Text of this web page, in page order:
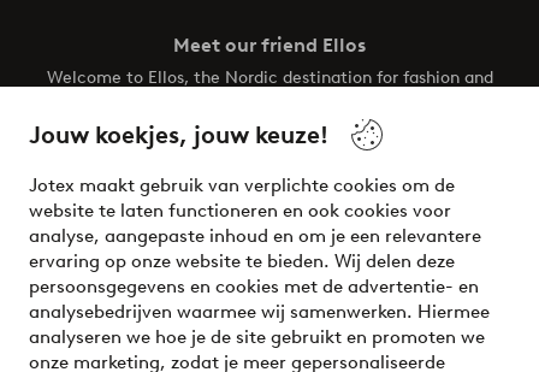
Jouw koekjes, jouw keuze!
Jotex maakt gebruik van verplichte cookies om de
website te laten functioneren en ook cookies voor
analyse, aangepaste inhoud en om je een relevantere
ervaring op onze website te bieden. Wij delen deze
persoonsgegevens en cookies met de advertentie- en
analysebedrijven waarmee wij samenwerken. Hiermee
analyseren we hoe je de site gebruikt en promoten we
onze marketing, zodat je meer gepersonaliseerde
Meet our friend Ellos
Welcome to Ellos, the Nordic destination for fashion and
your wardrobe. Your next inspiring look is here!
Veilig betalen - Nu betalen of opsplitsen
Wil je meer weten over onze betaalopties?